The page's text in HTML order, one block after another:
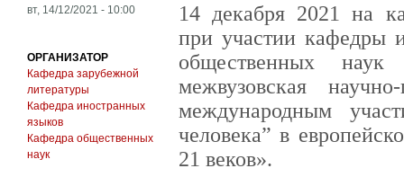
вт, 14/12/2021 - 10:00
ОРГАНИЗАТОР
Кафедра зарубежной
литературы
Кафедра иностранных
языков
Кафедра общественных
наук
14 декабря 2021 на
при участии кафедры
общественных
межвузовская
международным
человека” в
21 веков».